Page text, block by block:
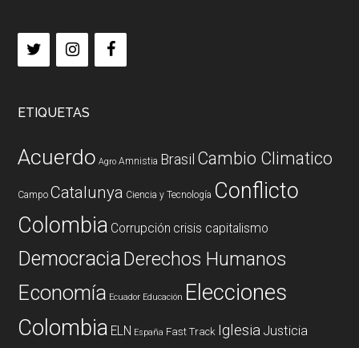
ETIQUETAS
Acuerdo Agro Amnistia Brasil Cambio Climatico
Campo Catalunya Ciencia y Tecnología Conflicto
Colombia Corrupción crisis capitalismo
DemocraciaDerechos Humanos
Economía Ecuador Educación Elecciones
Colombia ELN España Fast Track Iglesia Justicia